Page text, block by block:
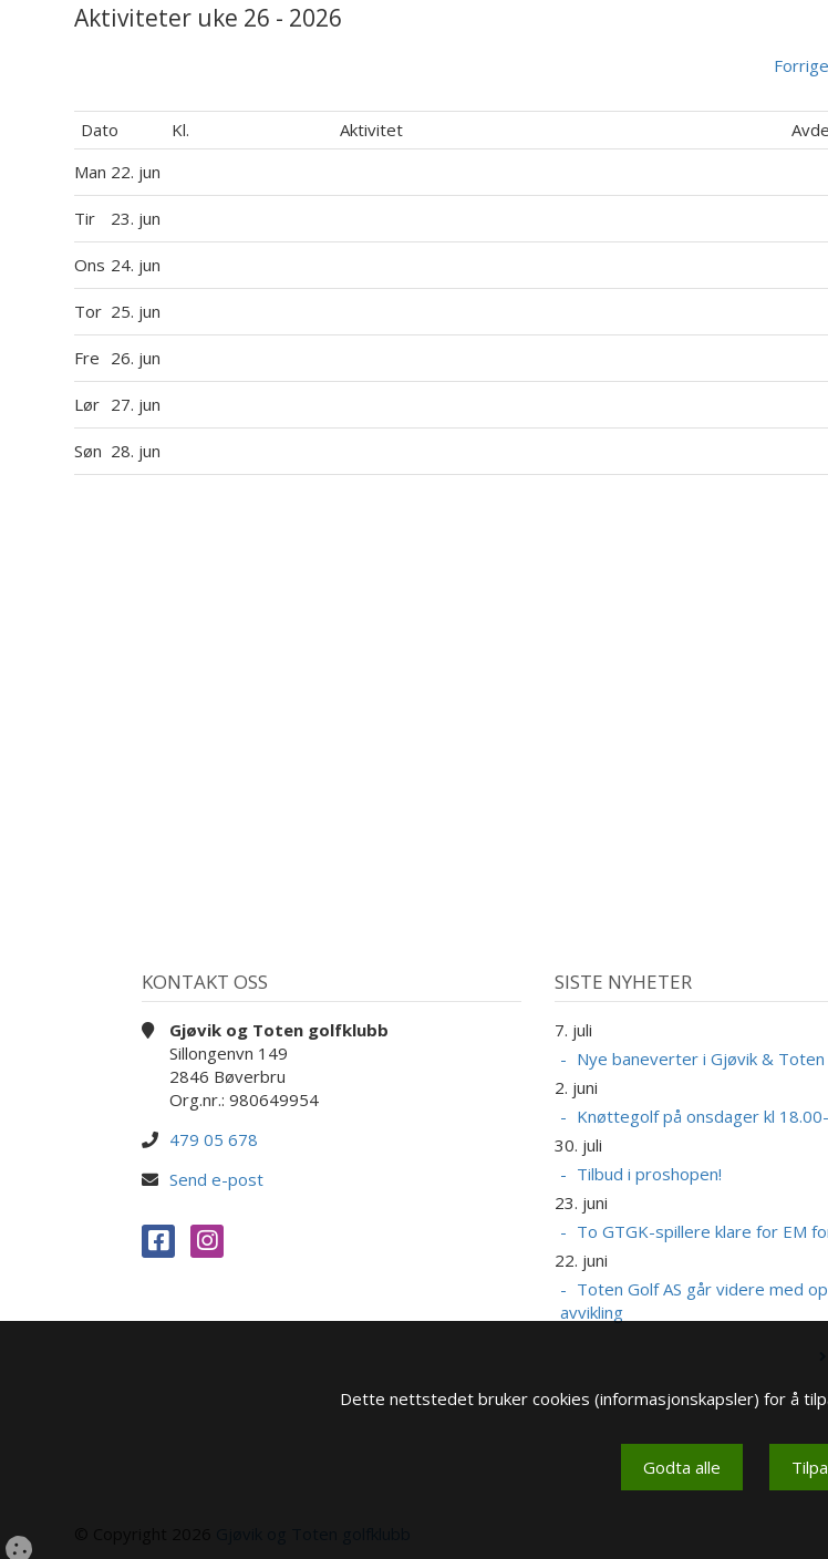
Aktiviteter uke 26 - 2026
Forrige
Dato Kl. Aktivitet
Man 22. jun
Tir 23. jun
Ons 24. jun
Tor 25. jun
Fre 26. jun
Lør 27. jun
Søn 28. jun
KONTAKT OSS
Gjøvik og Toten golfklubb
Sillongenvn 149
2846 Bøverbru
Org.nr.: 980649954
479 05 678
Send e-post
SISTE NYHETER
7. juli
Nye baneverter i Gjøvik & Toten
2. juni
Knøttegolf på onsdager kl
30. juli
Tilbud i proshopen!
23. juni
To GTGK-spillere klare for EM
22. juni
Toten Golf AS går videre med
avvikling
Dette nettstedet bruker cookies (informasjonskapsler) for å
Godta alle